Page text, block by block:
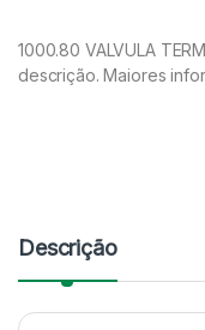
1000.80 VALVULA
descrição. Maiores
Descrição